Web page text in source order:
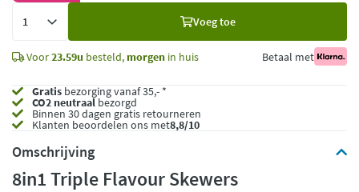
Voeg toe
Voor23.59u besteld, morgen in huis Betaal met
Gratis bezorging vanaf 35,- *
CO2 neutraalbezorgd
Binnen 30 dagen gratis retourneren
Klanten beoordelen ons met8,8/10
Omschrijving
8in1 Triple Flavour Skewers